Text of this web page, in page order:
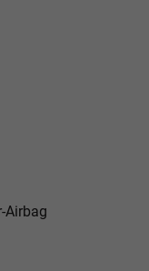
Airbag